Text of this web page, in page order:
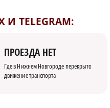
TELEGRAM:
ПРОЕЗДА НЕТ
Где в Нижнем Новгороде перекрыто
движение транспорта